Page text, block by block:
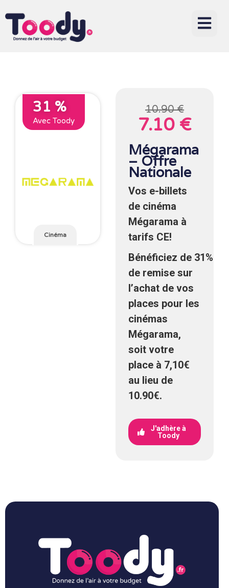
31 %
Avec Toody
Cinéma
10.90 €
7.10 €
Mégarama
– Offre
Nationale
Vos e-billets
de cinéma
Mégarama à
tarifs CE!
Bénéficiez de 31%
de remise sur
l’achat de vos
places pour les
cinémas
Mégarama,
soit votre
place à 7,10€
au lieu de
10.90€.
J'adhère à
Toody